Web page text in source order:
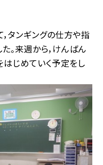
タンギングの仕方や指
。来週から，けんばん
じめていく予定をし